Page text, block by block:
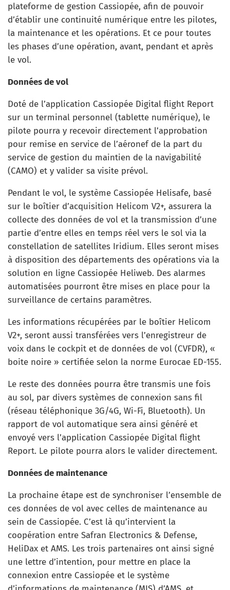
plateforme de gestion Cassiopée, afin de pouvoir
d’établir une continuité numérique entre les pilotes,
la maintenance et les opérations. Et ce pour toutes
les phases d’une opération, avant, pendant et après
le vol.
Données de vol
Doté de l’application Cassiopée Digital flight Report
sur un terminal personnel (tablette numérique), le
pilote pourra y recevoir directement l’approbation
pour remise en service de l’aéronef de la part du
service de gestion du maintien de la navigabilité
(CAMO) et y valider sa visite prévol.
Pendant le vol, le système Cassiopée Helisafe, basé
sur le boîtier d’acquisition Helicom V2+, assurera la
collecte des données de vol et la transmission d’une
partie d’entre elles en temps réel vers le sol via la
constellation de satellites Iridium. Elles seront mises
à disposition des départements des opérations via la
solution en ligne Cassiopée Heliweb. Des alarmes
automatisées pourront être mises en place pour la
surveillance de certains paramètres.
Les informations récupérées par le boîtier Helicom
V2+, seront aussi transférées vers l’enregistreur de
voix dans le cockpit et de données de vol (CVFDR), «
boite noire » certifiée selon la norme Eurocae ED-155.
Le reste des données pourra être transmis une fois
au sol, par divers systèmes de connexion sans fil
(réseau téléphonique 3G/4G, Wi-Fi, Bluetooth). Un
rapport de vol automatique sera ainsi généré et
envoyé vers l’application Cassiopée Digital flight
Report. Le pilote pourra alors le valider directement.
Données de maintenance
La prochaine étape est de synchroniser l’ensemble de
ces données de vol avec celles de maintenance au
sein de Cassiopée. C’est là qu’intervient la
coopération entre Safran Electronics & Defense,
HeliDax et AMS. Les trois partenaires ont ainsi signé
une lettre d’intention, pour mettre en place la
connexion entre Cassiopée et le système